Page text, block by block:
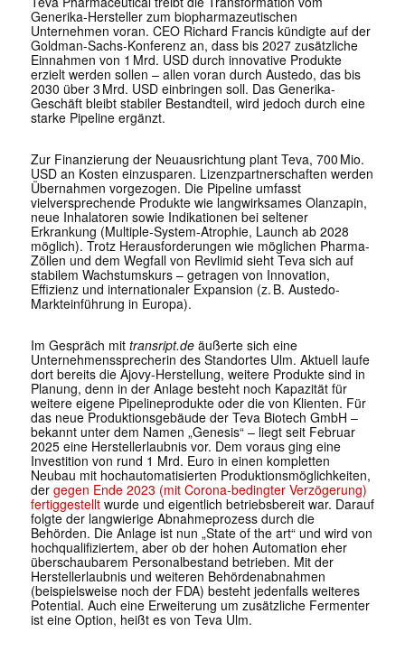
Generika-Hersteller zum biopharmazeutischen
Unternehmen voran. CEO Richard Francis kündigte auf der
Goldman-Sachs-Konferenz an, dass bis 2027 zusätzliche
Einnahmen von 1 Mrd. USD durch innovative Produkte
erzielt werden sollen – allen voran durch Austedo, das bis
2030 über 3 Mrd. USD einbringen soll. Das Generika-
Geschäft bleibt stabiler Bestandteil, wird jedoch durch eine
starke Pipeline ergänzt.
Zur Finanzierung der Neuausrichtung plant Teva, 700 Mio.
USD an Kosten einzusparen. Lizenzpartnerschaften werden
Übernahmen vorgezogen. Die Pipeline umfasst
vielversprechende Produkte wie langwirksames Olanzapin,
neue Inhalatoren sowie Indikationen bei seltener
Erkrankung (Multiple-System-Atrophie, Launch ab 2028
möglich). Trotz Herausforderungen wie möglichen Pharma-
Zöllen und dem Wegfall von Revlimid sieht Teva sich auf
stabilem Wachstumskurs – getragen von Innovation,
Effizienz und internationaler Expansion (z. B. Austedo-
Markteinführung in Europa).
Im Gespräch mit transript.deäußerte sich eine
Unternehmenssprecherin des Standortes Ulm. Aktuell laufe
dort bereits die Ajovy-Herstellung, weitere Produkte sind in
Planung, denn in der Anlage besteht noch Kapazität für
weitere eigene Pipelineprodukte oder die von Klienten. Für
das neue Produktionsgebäude der Teva Biotech GmbH –
bekannt unter dem Namen „Genesis“ – liegt seit Februar
2025 eine Herstellerlaubnis vor. Dem voraus ging eine
Investition von rund 1 Mrd. Euro in einen kompletten
Neubau mit hochautomatisierten Produktionsmöglichkeiten,
der gegen Ende 2023 (mit Corona-bedingter Verzögerung)
fertiggestelltwurde und eigentlich betriebsbereit war. Darauf
folgte der langwierige Abnahmeprozess durch die
Behörden. Die Anlage ist nun „State of the art“ und wird von
hochqualifiziertem, aber ob der hohen Automation eher
überschaubarem Personalbestand betrieben. Mit der
Herstellerlaubnis und weiteren Behördenabnahmen
(beispielsweise noch der FDA) besteht jedenfalls weiteres
Potential. Auch eine Erweiterung um zusätzliche Fermenter
ist eine Option, heißt es von Teva Ulm.